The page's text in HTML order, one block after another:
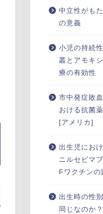
中立性がも
の意義
小児の持続
叢とアモキ
療の有効性
市中発症敗
おける抗菌
[アメリカ]
出生児にお
ニルセビマ
Fワクチン
出生時の性
同じなのか